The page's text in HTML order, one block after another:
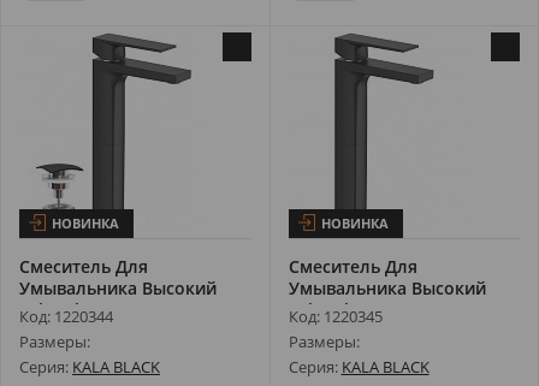
НОВИНКА
Смеситель Для
Умывальника Высокий
Grb Kala 60517601 ...
Код: 1220344
Размеры:
Серия: KALA BLACK
НОВИНКА
Смеситель Для
Умывальника Высокий
Grb Kala 60515601 ...
Код: 1220345
Размеры:
Серия: KALA BLACK